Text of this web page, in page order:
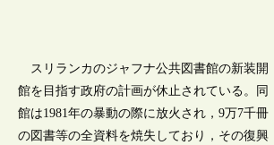
スリランカのジャフナ公共図書館の新装開
館を目指す政府の計画が休止されている。同
館は1981年の暴動の際に放火され，9万7千冊
の図書等の全資料を焼失しており，その復興